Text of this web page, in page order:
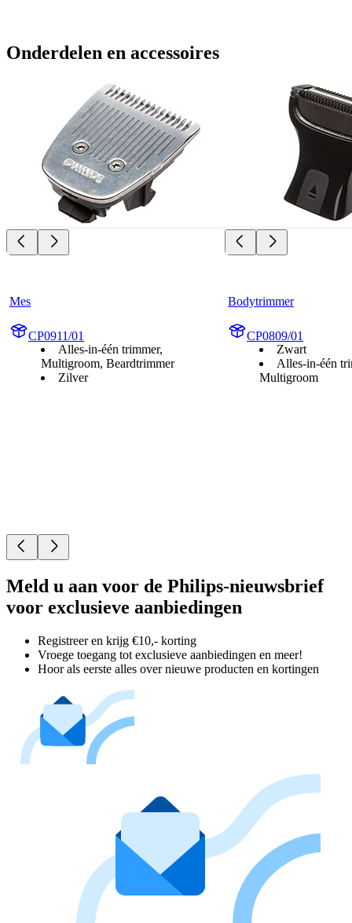
Onderdelen en accessoires
Mes
CP0911/01
Alles-in-één trimmer,
Multigroom, Beardtrimmer
Zilver
Bodytrimmer
CP0809/01
Zwart
Alles-in-één
Multigroom
Meld u aan voor de Philips-nieuwsbrief
voor exclusieve aanbiedingen
Registreer en krijg €10,- korting
Vroege toegang tot exclusieve aanbiedingen en meer!
Hoor als eerste alles over nieuwe producten en kortingen